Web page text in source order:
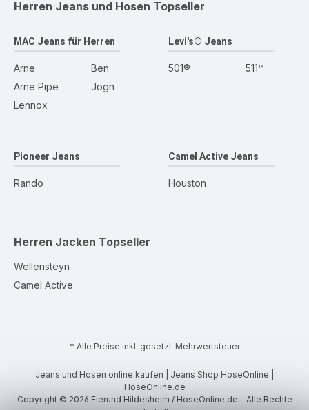
Herren Jeans und Hosen Topseller
MAC Jeans für Herren
Arne
Arne Pipe
Lennox
Ben
Jogn
Levi's® Jeans
501® 511™
Pioneer Jeans
Rando
Camel Active Jeans
Houston
Herren Jacken Topseller
Wellensteyn
Camel Active
* Alle Preise inkl. gesetzl. Mehrwertsteuer
Jeans und Hosen online kaufen | Jeans Shop HoseOnline |
HoseOnline.de
Copyright © 2026 Eierund Hildesheim / HoseOnline.de - Alle Rechte